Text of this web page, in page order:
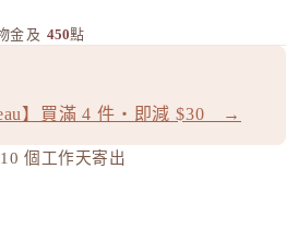
金 及 450點
】買滿 4 件・即減 $30 →
個工作天寄出